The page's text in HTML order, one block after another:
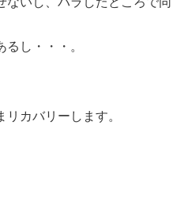
し・・・。
カバリーします。